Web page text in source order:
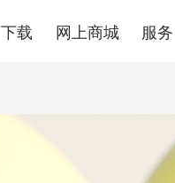
下载 网上商城 服务